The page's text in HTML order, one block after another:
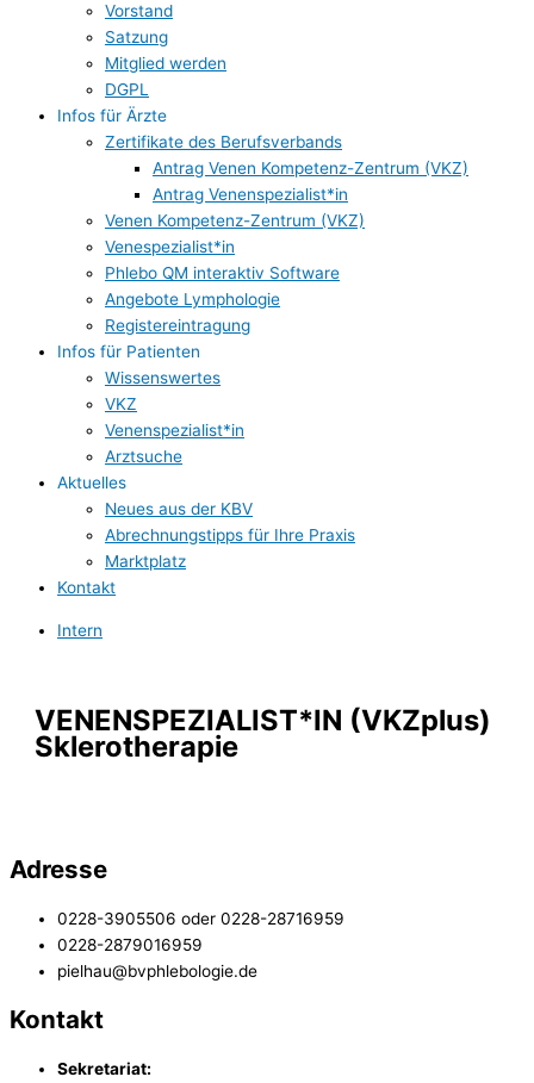
Vorstand
Satzung
Mitglied werden
DGPL
Infos für Ärzte
Zertifikate des Berufsverbands
Antrag Venen Kompetenz-Zentrum (VKZ)
Antrag Venenspezialist*in
Venen Kompetenz-Zentrum (VKZ)
Venespezialist*in
Phlebo QM interaktiv Software
Angebote Lymphologie
Registereintragung
Infos für Patienten
Wissenswertes
VKZ
Venenspezialist*in
Arztsuche
Aktuelles
Neues aus der KBV
Abrechnungstipps für Ihre Praxis
Marktplatz
Kontakt
Intern
VENENSPEZIALIST*IN (VKZplus)
Sklerotherapie
Adresse
0228-3905506 oder 0228-28716959
0228-2879016959
pielhau@bvphlebologie.de
Kontakt
Sekretariat: